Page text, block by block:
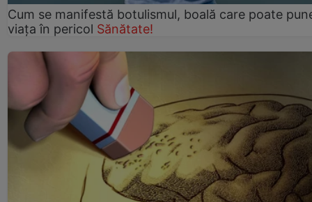
Cum se manifestă botulismul, boală care poate
viaţa în pericol Sănătate!